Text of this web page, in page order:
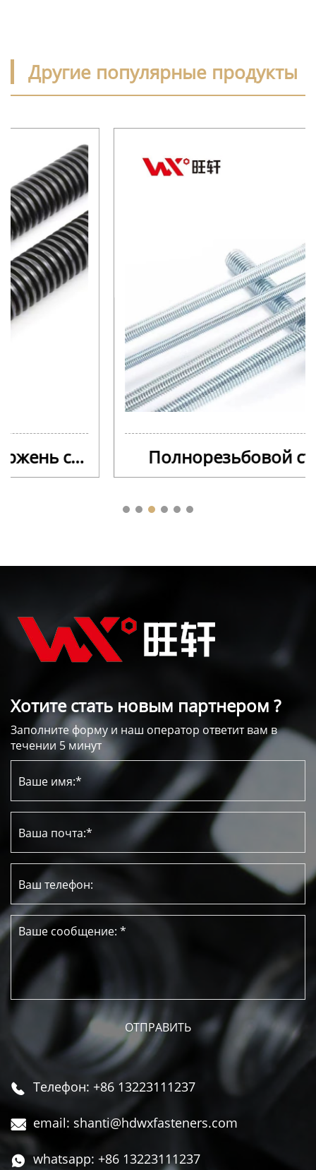
Другие популярные продукты
Полнорезьбовой стержень
Хотите стать новым партнером ?
Заполните форму и наш оператор ответит вам в
течении 5 минут
 Телефон: +86 13223111237
 email: shanti@hdwxfasteners.com
 whatsapp: +86 13223111237